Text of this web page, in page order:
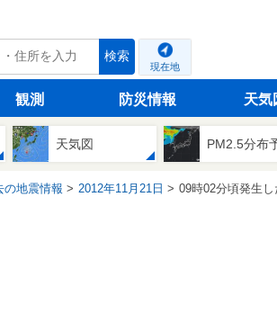
検索
現在地
観測 防災情報 天気
天気図 PM2.5分布
の地震情報 2012年11月21日 09時02分頃発生